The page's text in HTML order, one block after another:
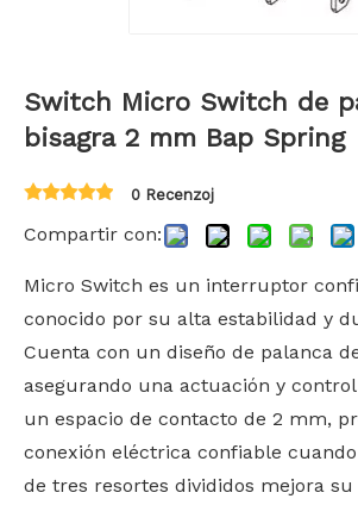
Switch Micro Switch de
bisagra 2 mm Bap Spring
0 Recenzoj
Compartir con:
Micro Switch es un interruptor
conocido por su alta estabilidad y
Cuenta con un diseño de palanca
asegurando una actuación y control
un espacio de contacto de 2 mm,
conexión eléctrica confiable
de tres resortes divididos mejora su